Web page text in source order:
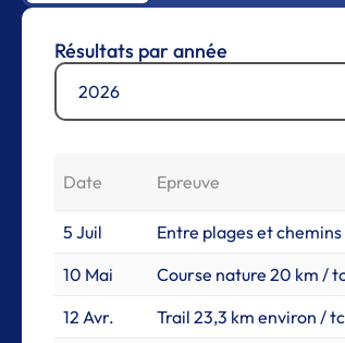
Résultats par année
2026
Date Epreuve
5 Juil Entre plages et chemins
10 Mai
Course nature 20 km /
12 Avr.
Trail 23,3 km environ /